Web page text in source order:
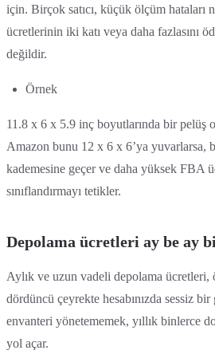
için. Birçok satıcı, küçük ölçüm hataları
ücretlerinin iki katı veya daha fazlasını
değildir.
Örnek
11.8 x 6 x 5.9 inç boyutlarında bir pelüş
Amazon bunu 12 x 6 x 6’ya yuvarlarsa,
kademesine geçer ve daha yüksek FBA
sınıflandırmayı tetikler.
Depolama ücretleri ay be ay
Aylık ve uzun vadeli depolama ücretleri,
dördüncü çeyrekte hesabınızda sessiz
envanteri yönetememek, yıllık binlerce
yol açar.